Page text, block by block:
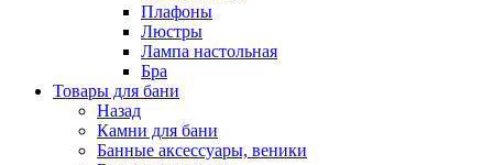
Плафоны
Люстры
Лампа настольная
Бра
Товары для бани
Назад
Камни для бани
Банные аксессуары, веники